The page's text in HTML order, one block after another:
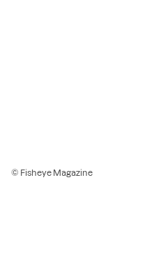
© Fisheye Magazine